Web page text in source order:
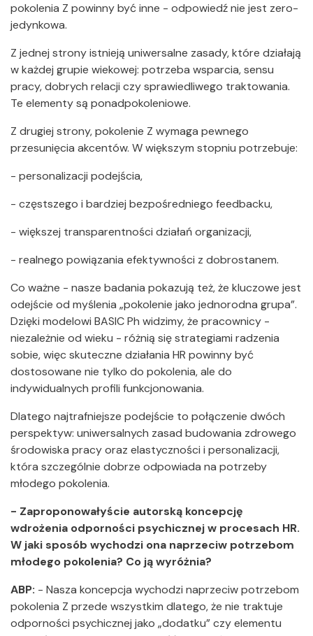
pokolenia Z powinny być inne - odpowiedź nie jest zero-
jedynkowa.
Z jednej strony istnieją uniwersalne zasady, które działają
w każdej grupie wiekowej: potrzeba wsparcia, sensu
pracy, dobrych relacji czy sprawiedliwego traktowania.
Te elementy są ponadpokoleniowe.
Z drugiej strony, pokolenie Z wymaga pewnego
przesunięcia akcentów. W większym stopniu potrzebuje:
- personalizacji podejścia,
- częstszego i bardziej bezpośredniego feedbacku,
- większej transparentności działań organizacji,
- realnego powiązania efektywności z dobrostanem.
Co ważne - nasze badania pokazują też, że kluczowe jest
odejście od myślenia „pokolenie jako jednorodna grupa”.
Dzięki modelowi BASIC Ph widzimy, że pracownicy -
niezależnie od wieku - różnią się strategiami radzenia
sobie, więc skuteczne działania HR powinny być
dostosowane nie tylko do pokolenia, ale do
indywidualnych profili funkcjonowania.
Dlatego najtrafniejsze podejście to połączenie dwóch
perspektyw: uniwersalnych zasad budowania zdrowego
środowiska pracy oraz elastyczności i personalizacji,
która szczególnie dobrze odpowiada na potrzeby
młodego pokolenia.
- Zaproponowałyście autorską koncepcję
wdrożenia odporności psychicznej w procesach HR.
W jaki sposób wychodzi ona naprzeciw potrzebom
młodego pokolenia? Co ją wyróżnia?
ABP: - Nasza koncepcja wychodzi naprzeciw potrzebom
pokolenia Z przede wszystkim dlatego, że nie traktuje
odporności psychicznej jako „dodatku” czy elementu